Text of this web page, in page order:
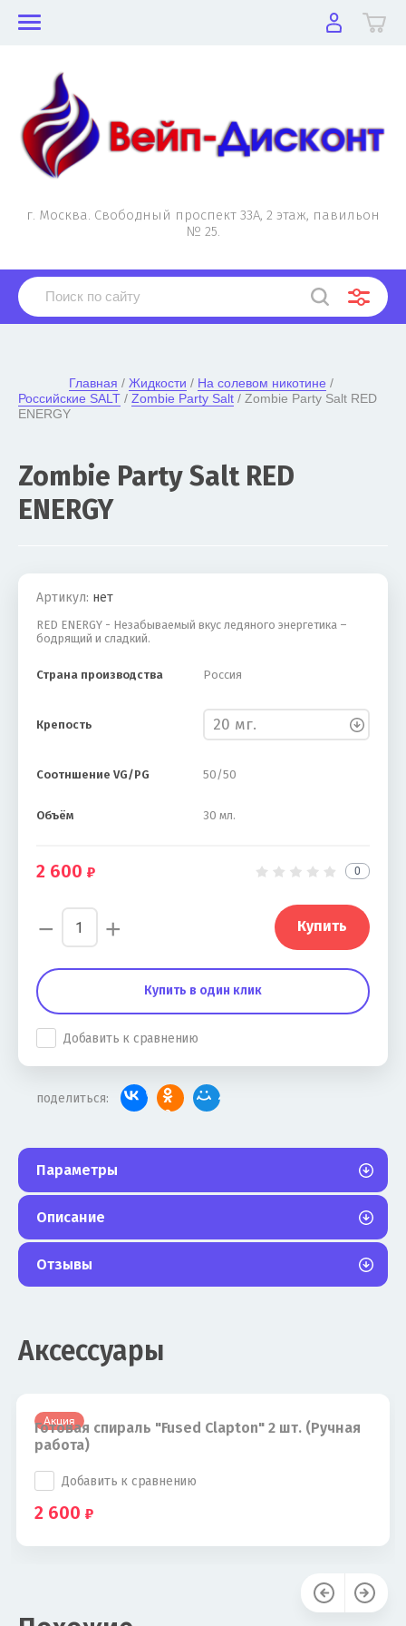
г. Москва. Свободный проспект 33А, 2 этаж, павильон
№ 25.
Главная / Жидкости / На солевом никотине
Российские SALT / Zombie Party Salt / Zombie Party Salt RED
ENERGY
Zombie Party Salt RED
ENERGY
Артикул: нет
RED ENERGY - Незабываемый вкус ледяного энергетика –
бодрящий и сладкий.
Страна производства Россия
Крепость
Соотншение VG/PG 50/50
Объём 30 мл.
2 600 0
− + Купить
Купить в один клик
Добавить к сравнению
поделиться:
Параметры
Описание
Отзывы
Аксессуары
Акция
Готовая спираль "Fused Clapton" 2 шт. (Ручная
работа)
Добавить к сравнению
2 600